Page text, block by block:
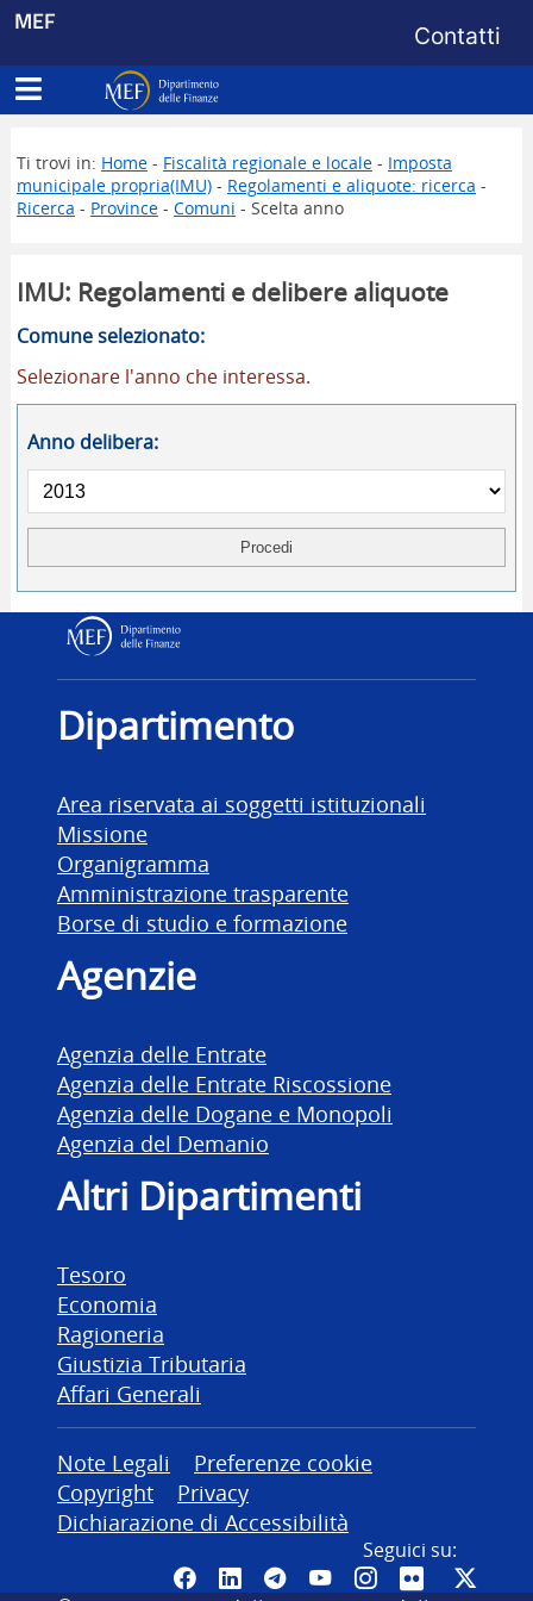
MEF Menu di
Contatti
Apri menu principale
Dipartimento delle Finanze
Ti trovi in: Home- Fiscalità regionale e locale- Imposta
municipale propria(IMU)- Regolamenti e aliquote: ricerca -
Ricerca - Province- Comuni - Scelta anno
IMU: Regolamenti e delibere aliquote
Comune selezionato:
Selezionare l'anno che interessa.
Anno delibera:
Dipartimento delle
Dipartimento
Area riservata ai soggetti istituzionali
Missione
Organigramma
Amministrazione trasparente
Borse di studio e formazione
Agenzie
Agenzia delle Entrate
Agenzia delle Entrate Riscossione
Agenzia delle Dogane e Monopoli
Agenzia del Demanio
Altri Dipartimenti
Tesoro
Economia
Ragioneria
Giustizia Tributaria
Affari Generali
Altre informazioni
Note Legali
Preferenze cookie
Copyright
Privacy
Dichiarazione di Accessibilità
Seguici su:
Pagina Facebook del MEF -
Canale LinkedIn del MEF
Canale Telegram del
Canale YouTube del
CanaleCanale